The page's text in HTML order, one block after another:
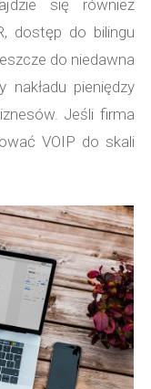
się również
dostęp do bilingu
do niedawna
nakładu pieniędzy
Jeśli firma
VOIP do skali